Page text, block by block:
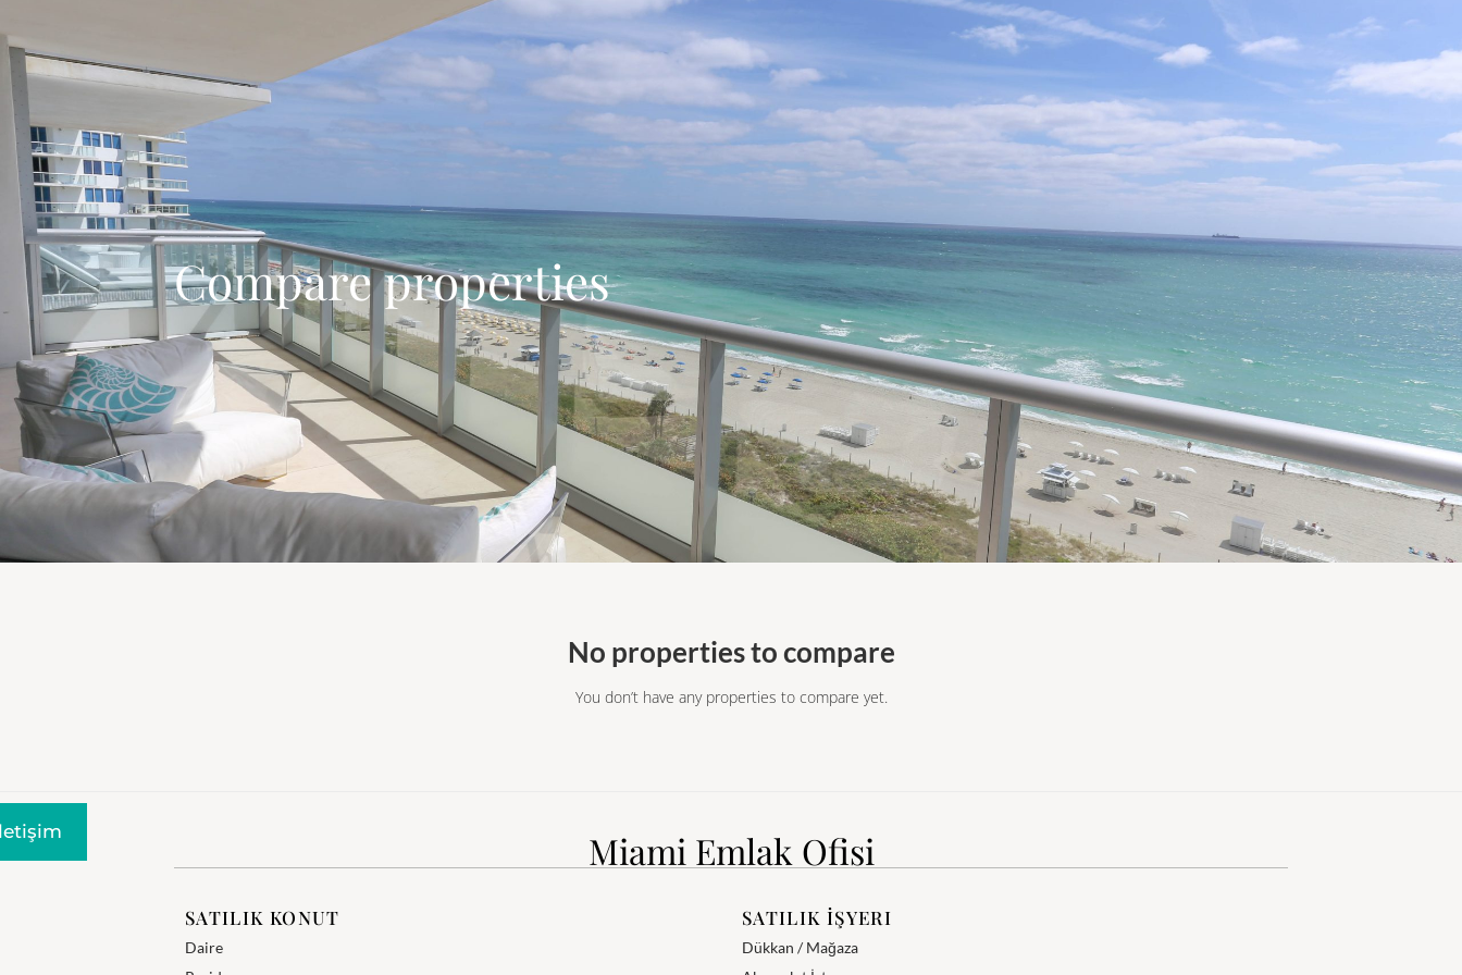
Compare properties
No properties to compare
You don’t have any properties to compare yet.
Miami Emlak Ofisi
SATILIK KONUT
Daire
SATILIK İŞYERI
Dükkan / Mağaza